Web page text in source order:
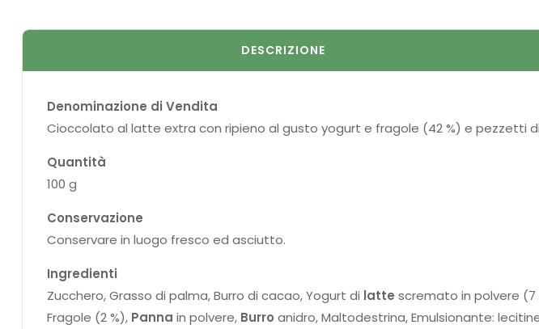
DESCRIZIONE
Denominazione di Vendita
Cioccolato al latte extra con ripieno al gusto yogurt e fragole (42 %) e pezzetti
Quantità
100 g
Conservazione
Conservare in luogo fresco ed asciutto.
Ingredienti
Zucchero, Grasso di palma, Burro di cacao, Yogurt di latte scremato in polvere (7
Fragole (2 %), Panna in polvere, Burro anidro, Maltodestrina, Emulsionante: